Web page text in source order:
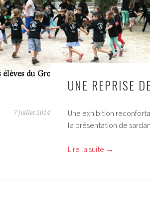
UNE REPRISE
7 juillet 2014
Une exhibition
la présentation de
Lire la suite →